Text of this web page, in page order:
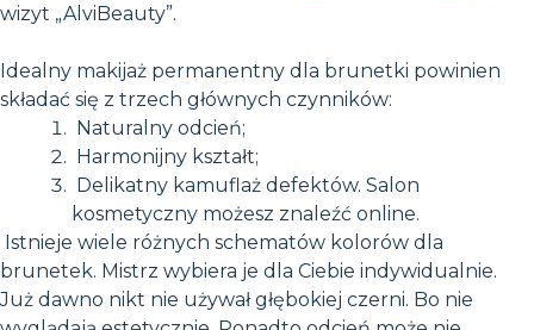
wizyt „AlviBeauty”.
Idealny makijaż permanentny dla brunetki powinien
składać się z trzech głównych czynników:
Naturalny odcień;
Harmonijny kształt;
Delikatny kamuflaż defektów. Salon
kosmetyczny możesz znaleźć online.
Istnieje wiele różnych schematów kolorów dla
brunetek. Mistrz wybiera je dla Ciebie indywidualnie.
Już dawno nikt nie używał głębokiej czerni. Bo nie